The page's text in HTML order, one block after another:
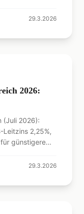
29.3.2026
2026:
(Juli 2026):
Leitzins 2,25%,
günstigere
29.3.2026